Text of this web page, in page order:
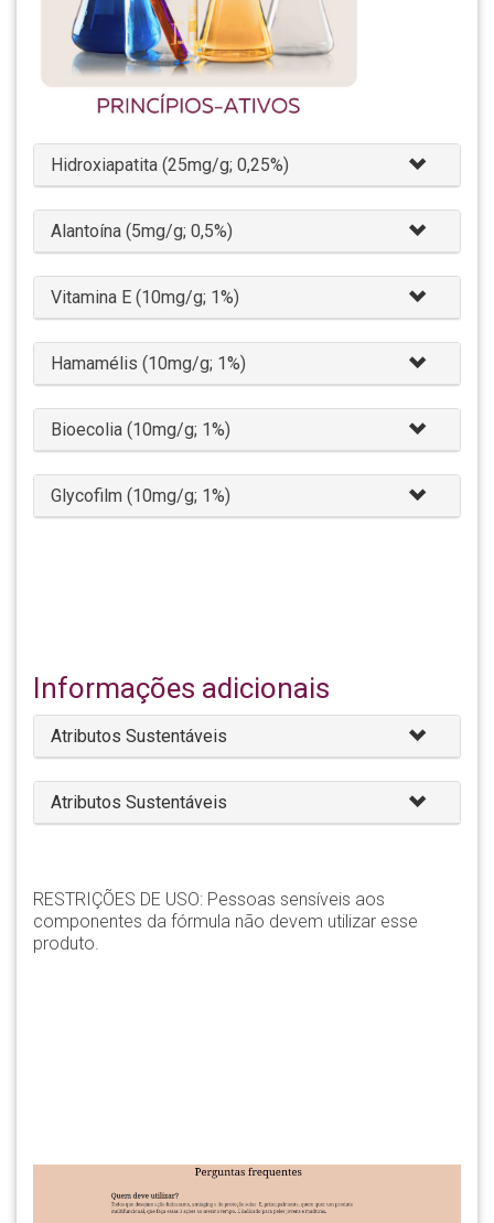
Hidroxiapatita (25mg/g; 0,25%)
Alantoína (5mg/g; 0,5%)
Vitamina E (10mg/g; 1%)
Hamamélis (10mg/g; 1%)
Bioecolia (10mg/g; 1%)
Glycofilm (10mg/g; 1%)
Informações adicionais
Atributos Sustentáveis
Atributos Sustentáveis
RESTRIÇÕES DE USO: Pessoas sensíveis aos
componentes da fórmula não devem utilizar esse
produto.